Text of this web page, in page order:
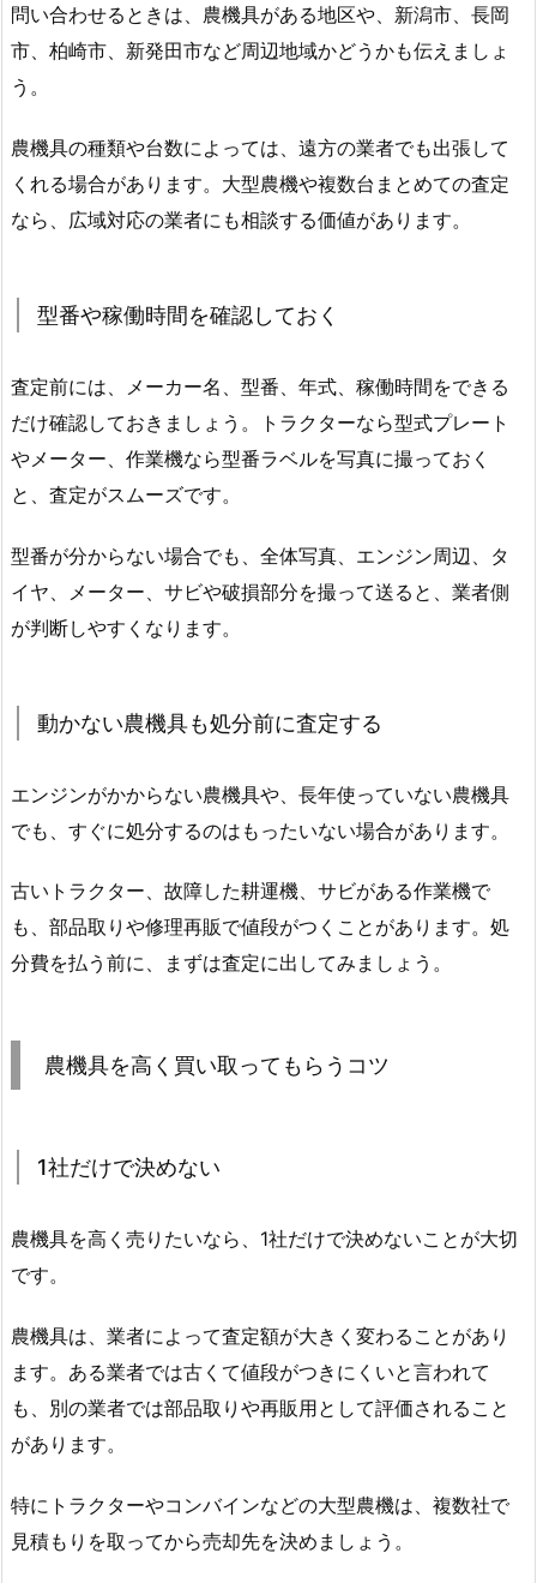
問い合わせるときは、農機具がある地区や、新潟市、長岡
市、柏崎市、新発田市など周辺地域かどうかも伝えましょ
う。
農機具の種類や台数によっては、遠方の業者でも出張して
くれる場合があります。大型農機や複数台まとめての査定
なら、広域対応の業者にも相談する価値があります。
型番や稼働時間を確認しておく
査定前には、メーカー名、型番、年式、稼働時間をできる
だけ確認しておきましょう。トラクターなら型式プレート
やメーター、作業機なら型番ラベルを写真に撮っておく
と、査定がスムーズです。
型番が分からない場合でも、全体写真、エンジン周辺、タ
イヤ、メーター、サビや破損部分を撮って送ると、業者側
が判断しやすくなります。
動かない農機具も処分前に査定する
エンジンがかからない農機具や、長年使っていない農機具
でも、すぐに処分するのはもったいない場合があります。
古いトラクター、故障した耕運機、サビがある作業機で
も、部品取りや修理再販で値段がつくことがあります。処
分費を払う前に、まずは査定に出してみましょう。
農機具を高く買い取ってもらうコツ
1社だけで決めない
農機具を高く売りたいなら、1社だけで決めないことが大切
です。
農機具は、業者によって査定額が大きく変わることがあり
ます。ある業者では古くて値段がつきにくいと言われて
も、別の業者では部品取りや再販用として評価されること
があります。
特にトラクターやコンバインなどの大型農機は、複数社で
見積もりを取ってから売却先を決めましょう。